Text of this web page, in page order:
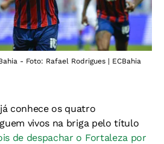
- Foto: Rafael Rodrigues | ECBahia
conhece os quatro
vivos na briga pelo título
de despachar o Fortaleza por